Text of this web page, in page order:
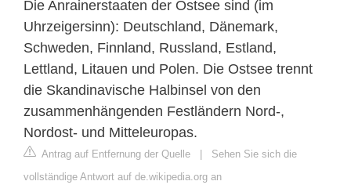
Die Anrainerstaaten der Ostsee sind (im
Uhrzeigersinn): Deutschland, Dänemark,
Schweden, Finnland, Russland, Estland,
Lettland, Litauen und Polen. Die Ostsee trennt
die Skandinavische Halbinsel von den
zusammenhängenden Festländern Nord-,
Nordost- und Mitteleuropas.
Antrag auf Entfernung der Quelle | Sehen Sie sich die
vollständige Antwort auf de.wikipedia.org an